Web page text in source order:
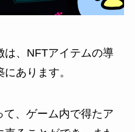
は、NFTアイテムの導
あります。
、ゲーム内で得たア